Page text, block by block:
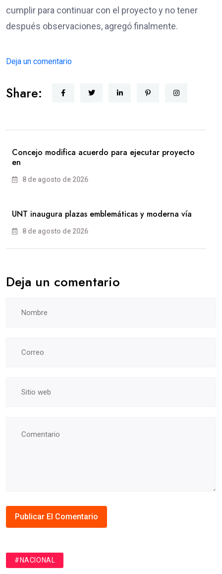
cumplir para continuar con el proyecto y no tener
después observaciones, agregó finalmente.
Deja un comentario
Share:
Concejo modifica acuerdo para ejecutar proyecto
en
8 de agosto de 2026
UNT inaugura plazas emblemáticas y moderna vía
8 de agosto de 2026
Deja un comentario
#NACIONAL